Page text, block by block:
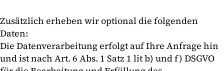
Zusätzlich erheben wir optional die folgenden
Daten:
Die Datenverarbeitung erfolgt auf Ihre Anfrage hin
und ist nach Art. 6 Abs. 1 Satz 1 lit b) und f) DSGVO